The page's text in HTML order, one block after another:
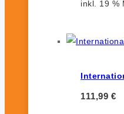
inkl. 19 %
111,99 €